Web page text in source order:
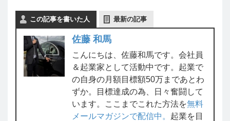
この記事を書いた人 最新の記事
佐藤 和馬
こんにちは、佐藤和馬です。会社員
＆起業家として活動中です。起業で
の自身の月額目標額50万まであとわ
ずか。目標達成の為、日々奮闘して
います。ここまでこれた方法を無料
メールマガジンで配信中。 起業を目